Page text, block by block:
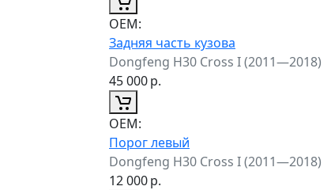
ОЕМ:
Задняя часть кузова
Dongfeng H30 Cross I (2011—2018)
45 000р.
ОЕМ:
Порог левый
Dongfeng H30 Cross I (2011—2018)
12 000р.